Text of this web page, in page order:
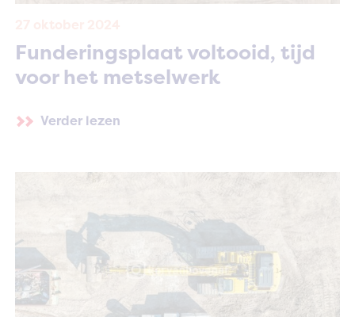
Funderingsplaat voltooid, tijd
voor het metselwerk
Verder lezen